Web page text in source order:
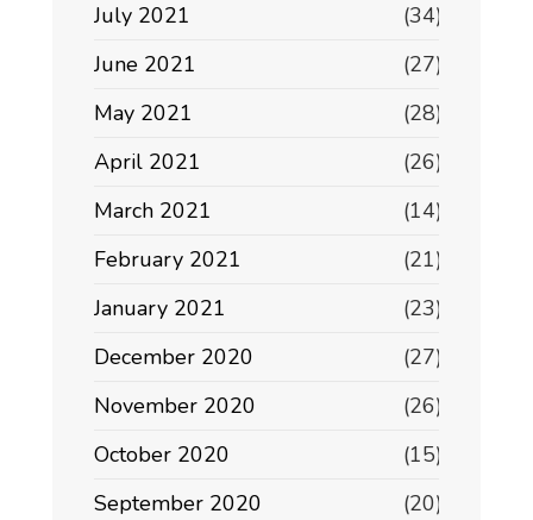
July 2021
(34)
June 2021
(27)
May 2021
(28)
April 2021
(26)
March 2021
(14)
February 2021
(21)
January 2021
(23)
December 2020
(27)
November 2020
(26)
October 2020
(15)
September 2020
(20)